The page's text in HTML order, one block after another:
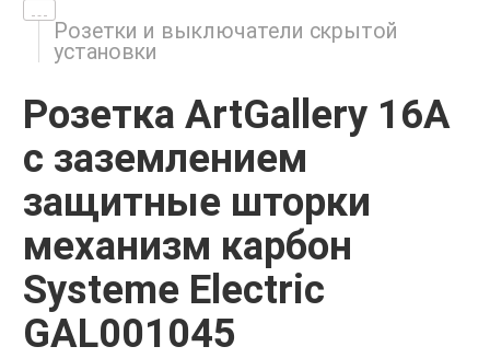
Розетки и выключатели скрытой
установки
Розетка ArtGallery 16А
с заземлением
защитные шторки
механизм карбон
Systeme Electric
GAL001045